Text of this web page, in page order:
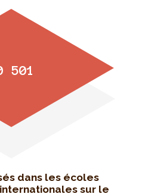
501
dans les écoles
sur le